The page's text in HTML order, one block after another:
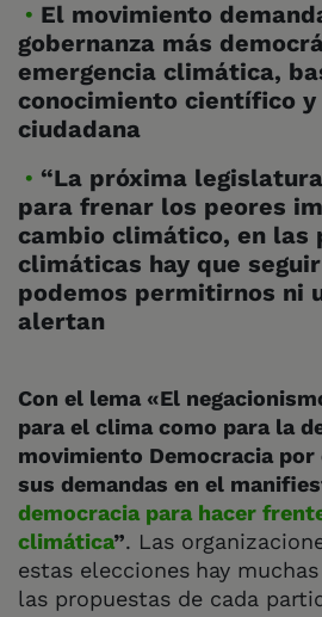
El movimiento
gobernanza más
emergencia climática,
conocimiento científico
ciudadana
“La próxima
para frenar los peores
cambio climático, en las
climáticas hay que
podemos permitirnos ni
alertan
Con el lema «El
para el clima como para la
movimiento Democracia por
sus demandas en el
democracia para hacer
climática”. Las
estas elecciones hay
las propuestas de cada